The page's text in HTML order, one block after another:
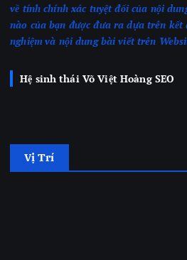
về tính chính xác tuyệt đối của nội
nào của bạn được đưa ra dựa trên kết
nghiệmvà nội dung bài viết trên
Hệ sinh thái Võ Việt Hoàng SEO
Vị Trí